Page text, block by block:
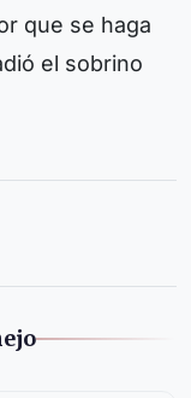
que se haga
el sobrino